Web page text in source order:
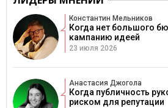
Константин Мельников
Когда нет большого
кампанию идеей
23 июля 2026
Анастасия Джогола
Когда публичность
риском для репутации